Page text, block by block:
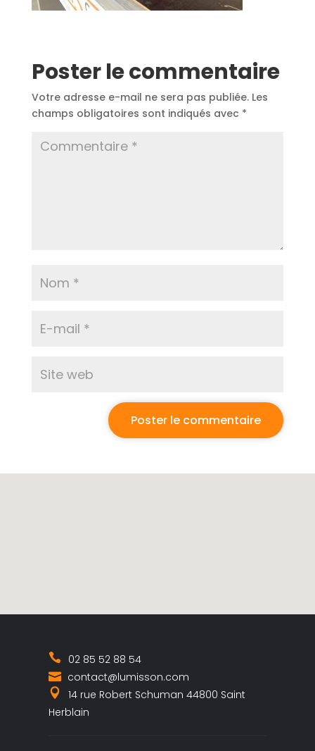
Poster le commentaire
Votre adresse e-mail ne sera pas publiée. Les
champs obligatoires sont indiqués avec *
02 85 52 88 54
contact@lumisson.com
14 rue Robert Schuman 44800 Saint
Herblain